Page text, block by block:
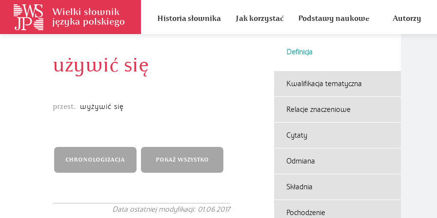
Historia słownika Jak korzystać Podstawy naukowe Autorzy
używić się
Definicja
przest. wyżywić się
Kwalifikacja tematyczna
Relacje znaczeniowe
Cytaty
Odmiana
Składnia
Pochodzenie
CHRONOLOGIZACJA POKAŻ WSZYSTKO
Data ostatniej modyfikacji: 01.06.2017